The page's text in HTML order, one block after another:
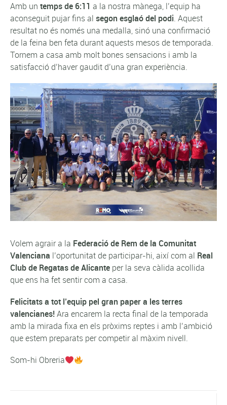
Amb un temps de 6:11 a la nostra mànega, l’equip ha
aconseguit pujar fins al segon esglaó del podi. Aquest
resultat no és només una medalla, sinó una confirmació
de la feina ben feta durant aquests mesos de temporada.
Tornem a casa amb molt bones sensacions i amb la
satisfacció d’haver gaudit d’una gran experiència.
Volem agrair a la Federació de Rem de la Comunitat
Valenciana l’oportunitat de participar-hi, així com al Real
Club de Regatas de Alicante per la seva càlida acollida
que ens ha fet sentir com a casa.
Felicitats a tot l’equip pel gran paper a les terres
valencianes! Ara encarem la recta final de la temporada
amb la mirada fixa en els pròxims reptes i amb l’ambició
que estem preparats per competir al màxim nivell.
Som-hi Obreria